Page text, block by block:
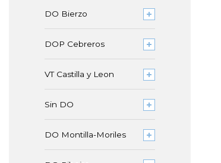
DO Bierzo
DOP Cebreros
VT Castilla y Leon
Sin DO
DO Montilla-Moriles